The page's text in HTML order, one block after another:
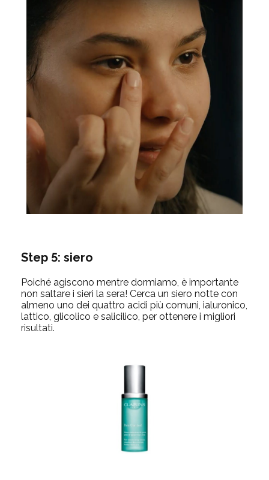
Step 5: siero
Poiché agiscono mentre dormiamo, è importante
non saltare i sieri la sera! Cerca un siero notte con
almeno uno dei quattro acidi più comuni, ialuronico,
lattico, glicolico e salicilico, per ottenere i migliori
risultati.